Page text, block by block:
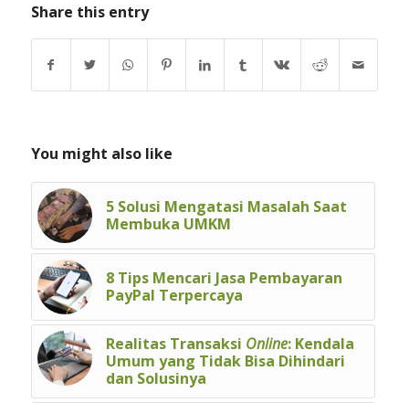
Share this entry
You might also like
5 Solusi Mengatasi Masalah Saat
Membuka UMKM
8 Tips Mencari Jasa Pembayaran
PayPal Terpercaya
Realitas Transaksi Online: Kendala
Umum yang Tidak Bisa Dihindari
dan Solusinya